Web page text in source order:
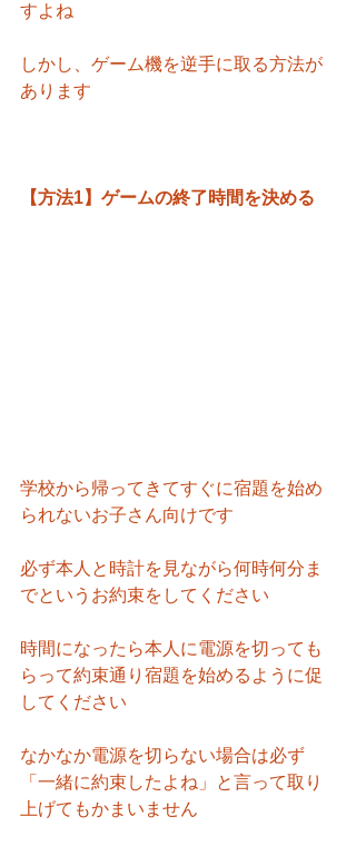
すよね
しかし、ゲーム機を逆手に取る方法が
あります
【方法1】ゲームの終了時間を決める
学校から帰ってきてすぐに宿題を始め
られないお子さん向けです
必ず本人と時計を見ながら何時何分ま
でというお約束をしてください
時間になったら本人に電源を切っても
らって約束通り宿題を始めるように促
してください
なかなか電源を切らない場合は必ず
「一緒に約束したよね」と言って取り
上げてもかまいません